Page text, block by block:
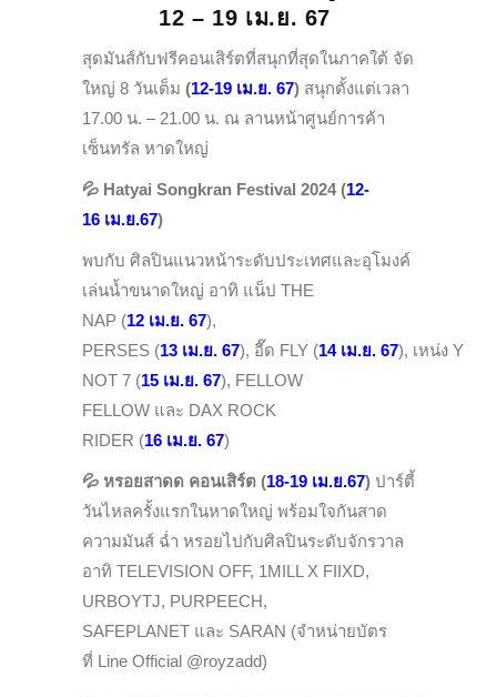
12 – 19 เม.ย. 67
สุดมันส์กับฟรีคอนเสิร์ตที่สนุกที่สุดในภาคใต้ จัด
ใหญ่ 8 วันเต็ม (12-19 เม.ย. 67) สนุกตั้งแต่เวลา
17.00 น. – 21.00 น. ณ ลานหน้าศูนย์การค้า
เซ็นทรัล หาดใหญ่
💦 Hatyai Songkran Festival 2024 (12-
16 เม.ย.67)
พบกับ ศิลปินแนวหน้าระดับประเทศและอุโมงค์
เล่นน้ำขนาดใหญ่ อาทิ แน็ป THE
NAP (12 เม.ย. 67),
PERSES (13 เม.ย. 67), อี๊ด FLY (14 เม.ย. 67), เหน่ง Y
NOT 7 (15 เม.ย. 67), FELLOW
FELLOW และ DAX ROCK
RIDER (16 เม.ย. 67)
💦 หรอยสาดด คอนเสิร์ต (18-19 เม.ย.67) ปาร์ตี้
วันไหลครั้งแรกในหาดใหญ่ พร้อมใจกันสาด
ความมันส์ ฉ่ำ หรอยไปกับศิลปินระดับจักรวาล
อาทิ TELEVISION OFF, 1MILL X FIIXD,
URBOYTJ, PURPEECH,
SAFEPLANET และ SARAN (จำหน่ายบัตร
ที่ Line Official @royzadd)